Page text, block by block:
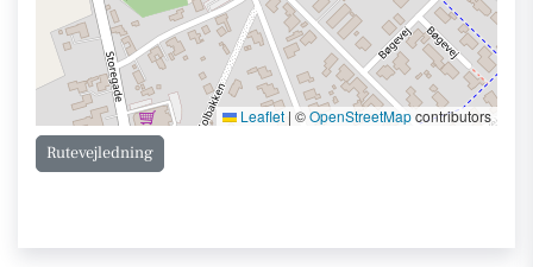
Leaflet | ©OpenStreetMapcontributors
Rutevejledning